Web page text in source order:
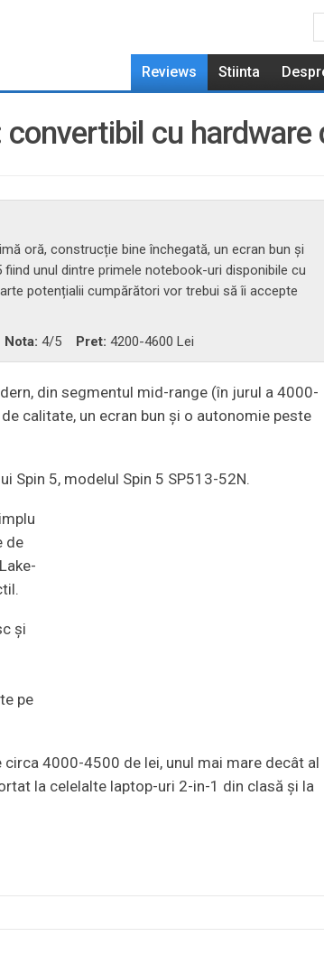
Reviews Stiinta
cu
oră, construcție bine închegată, un ecran bun și
unul dintre primele notebook-uri disponibile cu
potențialii cumpărători vor trebui să îi accepte
Nota: 4/5 Pret: 4200-4600 Lei
din segmentul mid-range (în jurul a 4000-
calitate, un ecran bun și o autonomie peste
Spin 5, modelul Spin 5 SP513-52N.
de
și
pe
4000-4500 de lei, unul mai mare decât al
la celelalte laptop-uri 2-in-1 din clasă și la